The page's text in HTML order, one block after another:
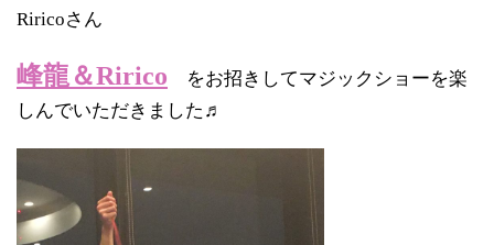
Riricoさん
峰龍＆Ririco をお招きしてマジックショーを楽
しんでいただきました♬